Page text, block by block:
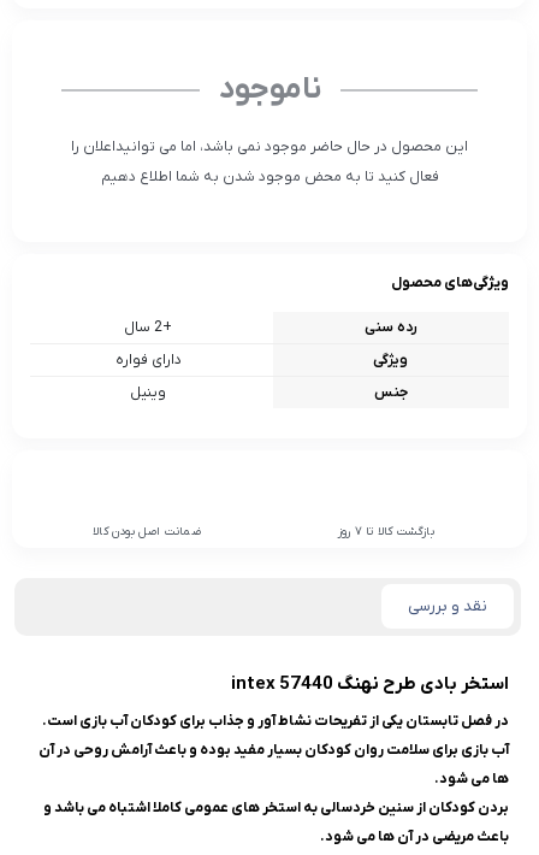
ناموجود
این محصول در حال حاضر موجود نمی باشد، اما می توانیداعلان را
فعال کنید تا به محض موجود شدن به شما اطلاع دهیم
ویژگی‌های محصول
رده سنی
+2 سال
ویژگی
دارای فواره
جنس
وینیل
بازگشت کالا تا 7 روز ضمانت اصل بودن کالا
نقد و بررسی
استخر بادی طرح نهنگ 57440 intex
در فصل تابستان یکی از تفریحات نشاط آور و جذاب برای کودکان آب بازی است.
آب بازی برای سلامت روان کودکان بسیار مفید بوده و باعث آرامش روحی در آن
ها می شود.
بردن کودکان از سنین خردسالی به استخر های عمومی کاملا اشتباه می باشد و
باعث مریضی در آن ها می شود.